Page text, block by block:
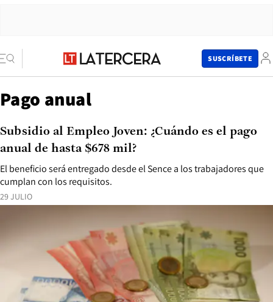
SUSCRÍBETE
Pago anual
29 JULIO
El beneficio será entregado desde el Sence a los trabajadores que
cumplan con los requisitos.
Subsidio al Empleo Joven: ¿Cuándo es el pago
anual de hasta $678 mil?